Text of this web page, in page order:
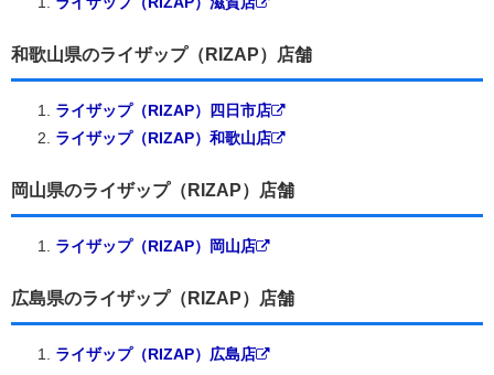
和歌山県のライザップ（RIZAP）店舗
ライザップ（RIZAP）四日市店
ライザップ（RIZAP）和歌山店
岡山県のライザップ（RIZAP）店舗
ライザップ（RIZAP）岡山店
広島県のライザップ（RIZAP）店舗
ライザップ（RIZAP）広島店